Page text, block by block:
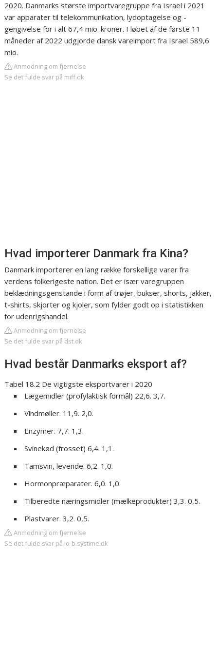
2020. Danmarks største importvaregruppe fra Israel i 2021
var apparater til telekommunikation, lydoptagelse og -
gengivelse for i alt 67,4 mio. kroner. I løbet af de første 11
måneder af 2022 udgjorde dansk vareimport fra Israel 589,6
mio.
Anmodning om fjernelse
Se det fulde svar på miff.dk
Hvad importerer Danmark fra Kina?
Danmark importerer en lang række forskellige varer fra
verdens folkerigeste nation. Det er især varegruppen
beklædningsgenstande i form af trøjer, bukser, shorts, jakker,
t-shirts, skjorter og kjoler, som fylder godt op i statistikken
for udenrigshandel.
Anmodning om fjernelse
Se det fulde svar på dst.dk
Hvad består Danmarks eksport af?
Tabel 18.2 De vigtigste eksportvarer i 2020
Lægemidler (profylaktisk formål) 22,6. 3,7.
Vindmøller. 11,9. 2,0.
Enzymer. 7,7. 1,3.
Svinekød (frosset) 6,4. 1,1.
Tamsvin, levende. 6,2. 1,0.
Hormonpræparater. 6,0. 1,0.
Tilberedte næringsmidler (mælkeprodukter) 3,3. 0,5.
Plastvarer. 3,2. 0,5.
Anmodning om fjernelse
Se det fulde svar på io-b.systime.dk